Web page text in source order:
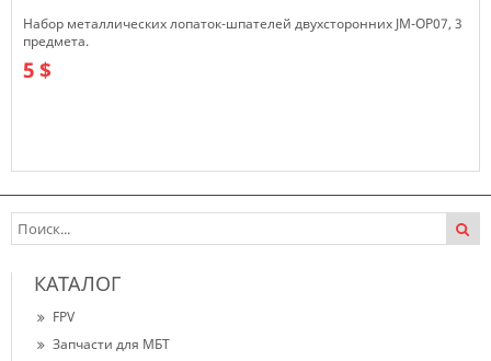
Набор металлических лопаток-шпателей двухсторонних JM-OP07, 3
предмета.
5 $
КАТАЛОГ
FPV
Запчасти для МБТ